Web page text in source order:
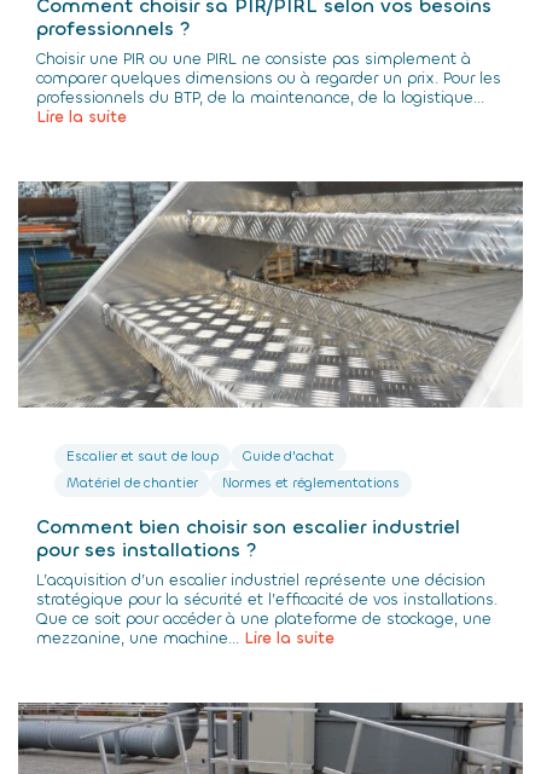
professionnels ?
Choisir une PIR ou une PIRL ne consiste pas simplement à
comparer quelques dimensions ou à regarder un prix. Pour les
professionnels du BTP, de la maintenance, de la logistique...
Lire la suite
Escalier et saut de loup
Guide d'achat
Matériel de chantier
Normes et réglementations
Comment bien choisir son escalier industriel
pour ses installations ?
L’acquisition d’un escalier industriel représente une décision
stratégique pour la sécurité et l’efficacité de vos installations.
Que ce soit pour accéder à une plateforme de stockage, une
mezzanine, une machine... Lire la suite